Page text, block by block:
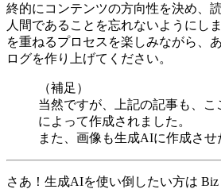
終的にコンテンツの方向性を決め、
人間であることを忘れないようにし
を重ねるプロセスを楽しみながら、
ログを作り上げてください。
（補足）
当然ですが、上記の記事も、こ
によって作成されました。
また、画像も生成AIに作成させ
さあ！生成AIを使い倒したい方は Biz